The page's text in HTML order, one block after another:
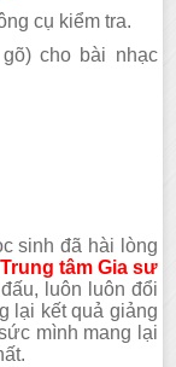
cụ kiểm tra.
cho bài nhạc
sinh đã hài lòng
Trung tâm Gia sư
luôn luôn đổi
lại kết quả giảng
mình mang lại